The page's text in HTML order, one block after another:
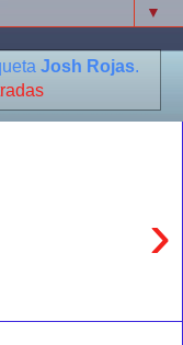
▼
Josh Rojas.
›